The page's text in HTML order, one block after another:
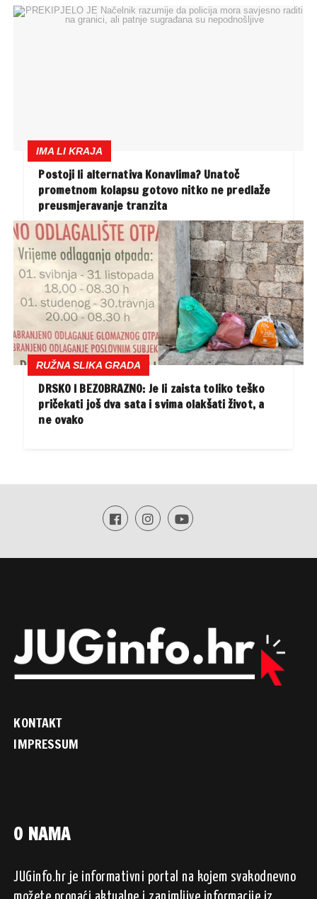
IMA LI KRAJA
Postoji li alternativa Konavlima? Unatoč
prometnom kolapsu gotovo nitko ne predlaže
preusmjeravanje tranzita
RUŽNA SLIKA GRADA
DRSKO I BEZOBRAZNO: Je li zaista toliko teško
pričekati još dva sata i svima olakšati život, a
ne ovako
KONTAKT
IMPRESSUM
O NAMA
JUGinfo.hr je informativni portal na kojem svakodnevno